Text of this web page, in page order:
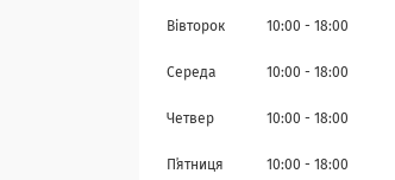
Вівторок 10:00 18:00
Середа 10:00 18:00
Четвер 10:00 18:00
Пʼятниця 10:00 18:00